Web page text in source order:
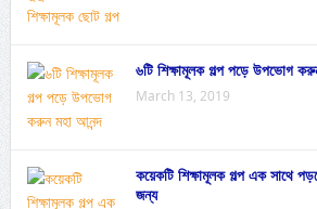
৬টি শিক্ষামূলক গল্প পড়ে উপভোগ
March 13, 2019
কয়েকটি শিক্ষামূলক গল্প এক সাথে
জন্য